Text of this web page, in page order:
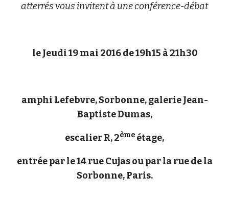
atterrés vous invitent à une conférence-débat
le Jeudi 19 mai 2016 de 19h15 à 21h30
amphi Lefebvre, Sorbonne, galerie Jean-
Baptiste Dumas,
escalier R, 2ème étage,
entrée par le 14 rue Cujas ou par la rue de la
Sorbonne, Paris.